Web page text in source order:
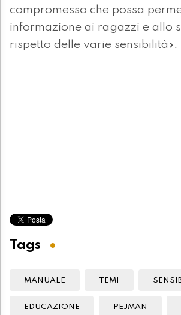
compromesso che possa
informazione ai ragazzi e allo
rispetto delle varie sensibilità».
Tags
MANUALE TEMI
EDUCAZIONE PEJMAN